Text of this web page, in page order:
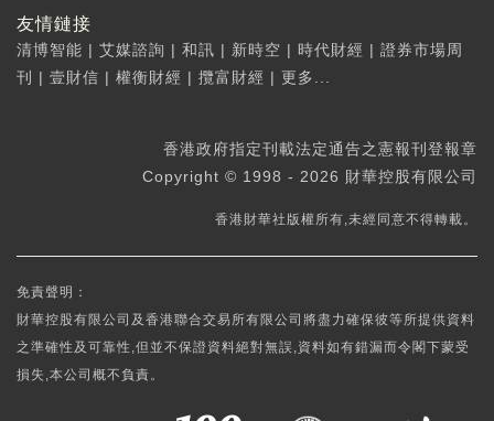
友情鏈接
清博智能 | 艾媒諮詢 | 和訊 | 新時空 | 時代財經 | 證券市場周
刊
| 壹財信 | 權衡財經 | 攬富財經 | 更多...
香港政府指定刊載法定通告之憲報刊登報章
Copyright © 1998 - 2026 財華控股有限公司
香港財華社版權所有,未經同意不得轉載。
免責聲明：
財華控股有限公司及香港聯合交易所有限公司將盡力確保彼等所提供資料
之準確性及可靠性,但並不保證資料絕對無誤,資料如有錯漏而令閣下蒙受
損失,本公司概不負責。